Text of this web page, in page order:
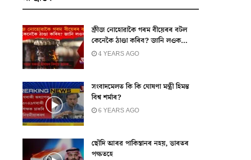
ফ্ৰীজ নোহোৱাকৈ গৰম বীয়েৰৰ বটল
কেনেকৈ ঠাণ্ডা কৰিব? জানি লওক…
4 YEARS AGO
সংবাদমেলত কি কি ঘোষণা মন্ত্ৰী হিমন্ত
বিশ্ব শৰ্মাৰ?
6 YEARS AGO
ছৌদি আৰৱ পাকিস্তানৰ নহয়, ভাৰতৰ
পক্ষতহে